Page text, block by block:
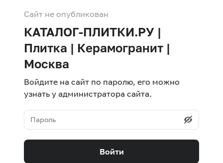
Сайт не опубликован
КАТАЛОГ-ПЛИТКИ.РУ |
Плитка | Керамогранит |
Москва
Войдите на сайт по паролю, его можно
узнать у администратора сайта.
Войти